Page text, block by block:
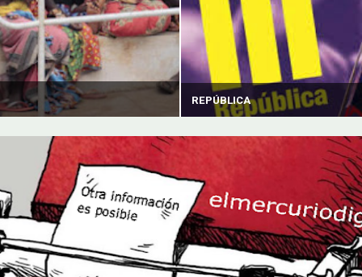
REPÚBLICA